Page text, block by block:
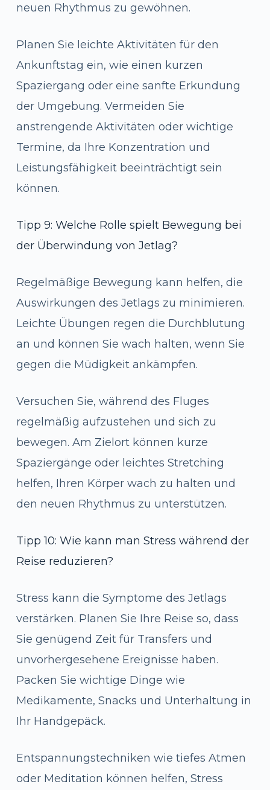
neuen Rhythmus zu gewöhnen.
Planen Sie leichte Aktivitäten für den
Ankunftstag ein, wie einen kurzen
Spaziergang oder eine sanfte Erkundung
der Umgebung. Vermeiden Sie
anstrengende Aktivitäten oder wichtige
Termine, da Ihre Konzentration und
Leistungsfähigkeit beeinträchtigt sein
können.
Tipp 9: Welche Rolle spielt Bewegung bei
der Überwindung von Jetlag?
Regelmäßige Bewegung kann helfen, die
Auswirkungen des Jetlags zu minimieren.
Leichte Übungen regen die Durchblutung
an und können Sie wach halten, wenn Sie
gegen die Müdigkeit ankämpfen.
Versuchen Sie, während des Fluges
regelmäßig aufzustehen und sich zu
bewegen. Am Zielort können kurze
Spaziergänge oder leichtes Stretching
helfen, Ihren Körper wach zu halten und
den neuen Rhythmus zu unterstützen.
Tipp 10: Wie kann man Stress während der
Reise reduzieren?
Stress kann die Symptome des Jetlags
verstärken. Planen Sie Ihre Reise so, dass
Sie genügend Zeit für Transfers und
unvorhergesehene Ereignisse haben.
Packen Sie wichtige Dinge wie
Medikamente, Snacks und Unterhaltung in
Ihr Handgepäck.
Entspannungstechniken wie tiefes Atmen
oder Meditation können helfen, Stress